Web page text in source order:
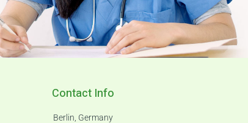
Contact Info
Berlin, Germany